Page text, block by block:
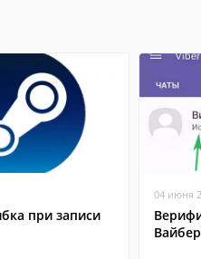
при записи
04 июня